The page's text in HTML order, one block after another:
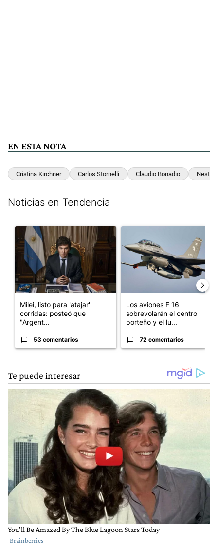
EN ESTA NOTA
Cristina Kirchner Carlos Stornelli Claudio Bonadio Nestor
Noticias en Tendencia
Un artículo de tendencia con el título "Milei, listo para 'atajar'
Milei, listo para 'atajar'
corridas: posteó que
"Argent...
53 comentarios
Los aviones F 16
sobrevolarán el centro
porteño y el lu...
72 comentarios